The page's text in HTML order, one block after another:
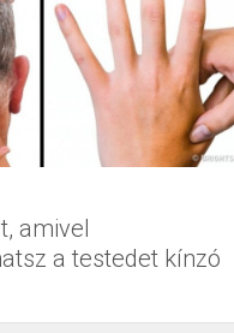
amivel
a testedet kínzó